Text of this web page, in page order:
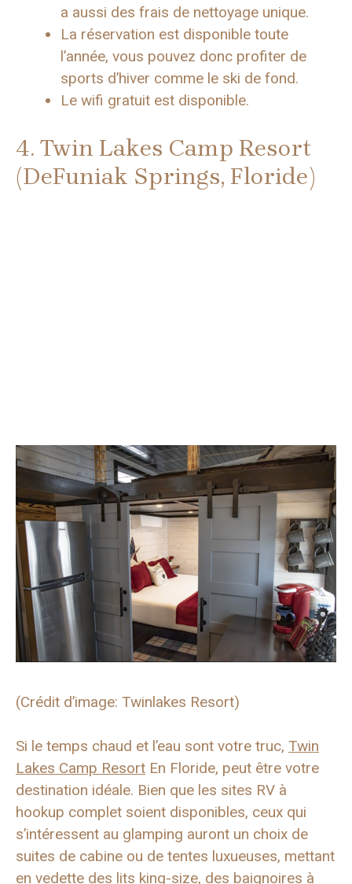
a aussi des frais de nettoyage unique.
La réservation est disponible toute
l’année, vous pouvez donc profiter de
sports d’hiver comme le ski de fond.
Le wifi gratuit est disponible.
4. Twin Lakes Camp Resort
(DeFuniak Springs, Floride)
(Crédit d’image: Twinlakes Resort)
Si le temps chaud et l’eau sont votre truc, Twin
Lakes Camp Resort En Floride, peut être votre
destination idéale. Bien que les sites RV à
hookup complet soient disponibles, ceux qui
s’intéressent au glamping auront un choix de
suites de cabine ou de tentes luxueuses, mettant
en vedette des lits king-size, des baignoires à